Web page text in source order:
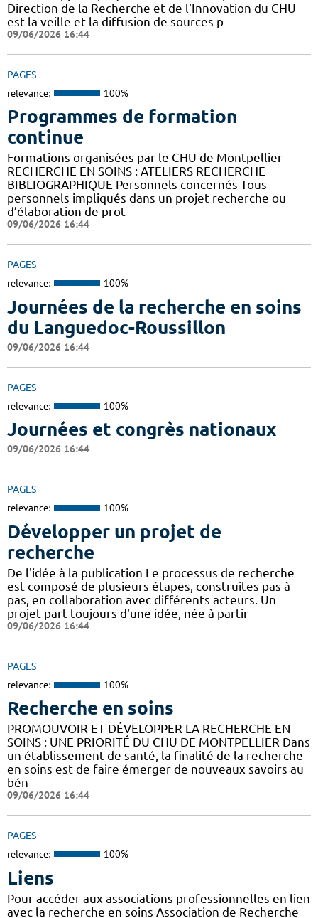
Direction de la Recherche et de l'Innovation du CHU
est la veille et la diffusion de sources p
09/06/2026 16:44
PAGES
relevance: 100%
Programmes de formation
continue
Formations organisées par le CHU de Montpellier
RECHERCHE EN SOINS : ATELIERS RECHERCHE
BIBLIOGRAPHIQUE Personnels concernés Tous
personnels impliqués dans un projet recherche ou
d’élaboration de prot
09/06/2026 16:44
PAGES
relevance: 100%
Journées de la recherche en soins
du Languedoc-Roussillon
09/06/2026 16:44
PAGES
relevance: 100%
Journées et congrès nationaux
09/06/2026 16:44
PAGES
relevance: 100%
Développer un projet de
recherche
De l'idée à la publication Le processus de recherche
est composé de plusieurs étapes, construites pas à
pas, en collaboration avec différents acteurs. Un
projet part toujours d'une idée, née à partir
09/06/2026 16:44
PAGES
relevance: 100%
Recherche en soins
PROMOUVOIR ET DÉVELOPPER LA RECHERCHE EN
SOINS : UNE PRIORITÉ DU CHU DE MONTPELLIER Dans
un établissement de santé, la finalité de la recherche
en soins est de faire émerger de nouveaux savoirs au
bén
09/06/2026 16:44
PAGES
relevance: 100%
Liens
Pour accéder aux associations professionnelles en lien
avec la recherche en soins Association de Recherche